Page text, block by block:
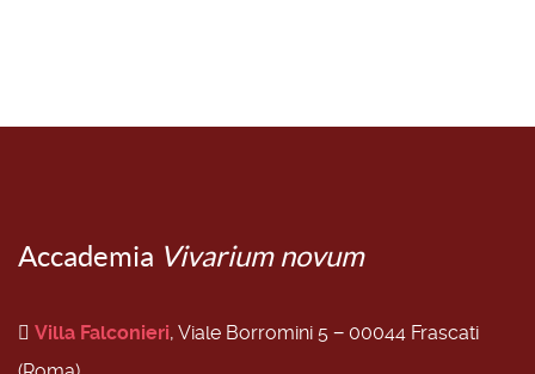
Accademia Vivarium novum
Villa Falconieri, Viale Borromini 5 − 00044 Frascati